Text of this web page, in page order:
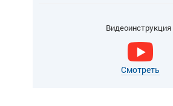
Видеоинструкция
Смотреть